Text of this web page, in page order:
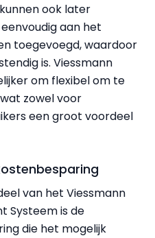
ook later
aan het
toegevoegd, waardoor
is. Viessmann
om flexibel om te
zowel voor
een groot voordeel
van het Viessmann
Systeem is de
die het mogelijk